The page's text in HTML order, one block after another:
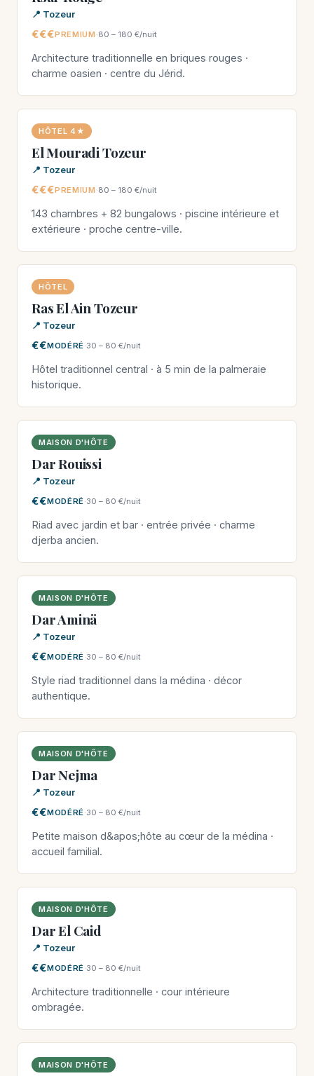
📍 Tozeur
€€€PREMIUM ·80 – 180 €/nuit
Architecture traditionnelle en briques rouges ·
charme oasien · centre du Jérid.
HÔTEL 4★
El Mouradi Tozeur
📍 Tozeur
€€€PREMIUM ·80 – 180 €/nuit
143 chambres + 82 bungalows · piscine intérieure et
extérieure · proche centre-ville.
HÔTEL
Ras El Ain Tozeur
📍 Tozeur
€€MODÉRÉ·30 – 80 €/nuit
Hôtel traditionnel central · à 5 min de la palmeraie
historique.
MAISON D'HÔTE
Dar Rouissi
📍 Tozeur
€€MODÉRÉ·30 – 80 €/nuit
Riad avec jardin et bar · entrée privée · charme
djerba ancien.
MAISON D'HÔTE
Dar Aminä
📍 Tozeur
€€MODÉRÉ·30 – 80 €/nuit
Style riad traditionnel dans la médina · décor
authentique.
MAISON D'HÔTE
Dar Nejma
📍 Tozeur
€€MODÉRÉ·30 – 80 €/nuit
Petite maison d&apos;hôte au cœur de la médina ·
accueil familial.
MAISON D'HÔTE
Dar El Caid
📍 Tozeur
€€MODÉRÉ·30 – 80 €/nuit
Architecture traditionnelle · cour intérieure
ombragée.
MAISON D'HÔTE